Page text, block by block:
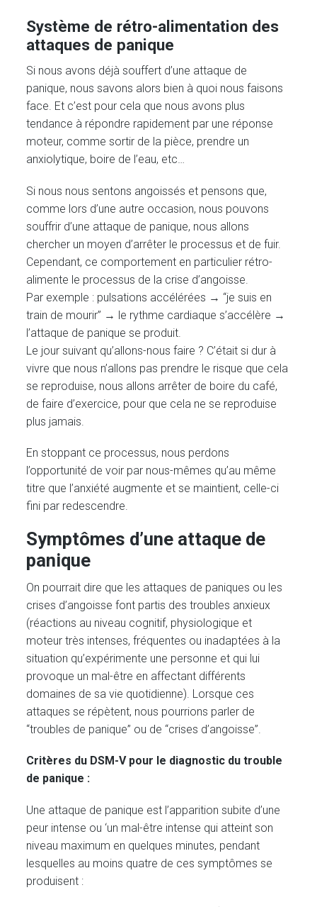
Système de rétro-alimentation des
attaques de panique
Si nous avons déjà souffert d’une attaque de
panique, nous savons alors bien à quoi nous faisons
face. Et c’est pour cela que nous avons plus
tendance à répondre rapidement par une réponse
moteur, comme sortir de la pièce, prendre un
anxiolytique, boire de l’eau, etc…
Si nous nous sentons angoissés et pensons que,
comme lors d’une autre occasion, nous pouvons
souffrir d’une attaque de panique, nous allons
chercher un moyen d’arrêter le processus et de fuir.
Cependant, ce comportement en particulier rétro-
alimente le processus de la crise d’angoisse.
Par exemple : pulsations accélérées → “je suis en
train de mourir” → le rythme cardiaque s’accélère →
l’attaque de panique se produit.
Le jour suivant qu’allons-nous faire ? C’était si dur à
vivre que nous n’allons pas prendre le risque que cela
se reproduise, nous allons arrêter de boire du café,
de faire d’exercice, pour que cela ne se reproduise
plus jamais.
En stoppant ce processus, nous perdons
l’opportunité de voir par nous-mêmes qu’au même
titre que l’anxiété augmente et se maintient, celle-ci
fini par redescendre.
Symptômes d’une attaque de
panique
On pourrait dire que les attaques de paniques ou les
crises d’angoisse font partis des troubles anxieux
(réactions au niveau cognitif, physiologique et
moteur très intenses, fréquentes ou inadaptées à la
situation qu’expérimente une personne et qui lui
provoque un mal-être en affectant différents
domaines de sa vie quotidienne). Lorsque ces
attaques se répètent, nous pourrions parler de
“troubles de panique” ou de “crises d’angoisse”.
Critères du DSM-V pour le diagnostic du trouble
de panique :
Une attaque de panique est l’apparition subite d’une
peur intense ou ‘un mal-être intense qui atteint son
niveau maximum en quelques minutes, pendant
lesquelles au moins quatre de ces symptômes se
produisent :